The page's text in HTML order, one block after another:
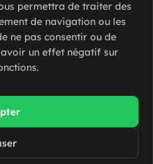
permettra de traiter des
de navigation ou les
ne pas consentir ou de
un effet négatif sur